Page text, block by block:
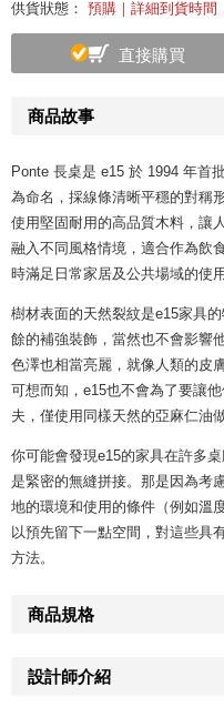
商品故事
Ponte 長桌是 e15 於 1994 年首
為命名，採線條清晰平穩的對稱
使用堅固耐用的高品質木料，讓
融入不同風格情境，適合作為飲
時滿足日常家居及公共場域的使用
樹材表面的天然裂紋是e15家具
餘的補強裝飾，當然也不會影響
色澤也相當亮麗，就像人類的皮
可想而知，e15也不會為了要讓
夫，僅使用同樣天然的亞麻仁油
你可能會發現e15的家具在許多
是緊密的無縫拼接。那是因為考
地的環境和使用的條件（例如溫
以預先留下一點空間，對這些具
方法。
商品規格
設計師介紹
供貨狀態： 預購｜詳細到貨時間
直接購買